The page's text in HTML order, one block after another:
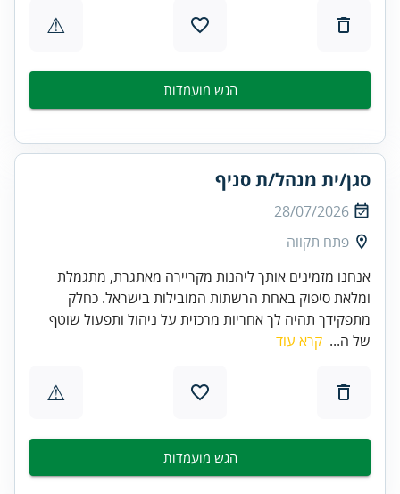
⚠
הגש מועמדות
סגן/ית מנהל/ת סניף
28/07/2026
פתח תקווה
אנחנו מזמינים אותך ליהנות מקריירה מאתגרת, מתגמלת
ומלאת סיפוק באחת הרשתות המובילות בישראל. כחלק
מתפקידך תהיה לך אחריות מרכזית על ניהול ותפעול שוטף
של ה... קרא עוד
⚠
הגש מועמדות